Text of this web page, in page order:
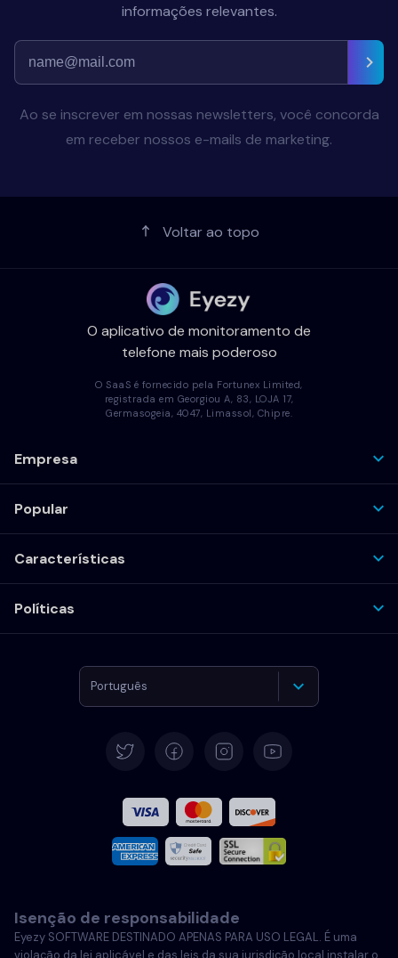
informações relevantes.
Ao se inscrever em nossas newsletters, você concorda
em receber nossos e-mails de marketing.
Voltar ao topo
O aplicativo de monitoramento de
telefone mais poderoso
O SaaS é fornecido pela Fortunex Limited,
registrada em Georgiou A, 83, LOJA 17,
Germasogeia, 4047, Limassol, Chipre.
Empresa
Popular
Características
Políticas
Português
Francês
Italiano
Português
Isenção de responsabilidade
Eyezy SOFTWARE DESTINADO APENAS PARA USO LEGAL. É uma